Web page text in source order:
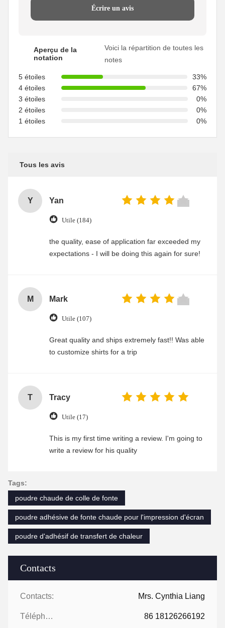
Contacts
Contacts: Mrs. Cynthia Liang
Téléphone: 86 18126266192
Écrire un avis
Aperçu de la
notation
Voici la répartition de toutes les
notes
5 étoiles
33%
4 étoiles
67%
3 étoiles
0%
2 étoiles
0%
1 étoiles
0%
Tous les avis
Y Yan
Utile (184)
the quality, ease of application far exceeded my
expectations - I will be doing this again for sure!
M Mark
Utile (107)
Great quality and ships extremely fast!! Was able
to customize shirts for a trip
T Tracy
Utile (17)
This is my first time writing a review. I'm going to
write a review for his quality
Tags:
poudre chaude de colle de fonte
poudre adhésive de fonte chaude pour l'impression d'écran
poudre d'adhésif de transfert de chaleur